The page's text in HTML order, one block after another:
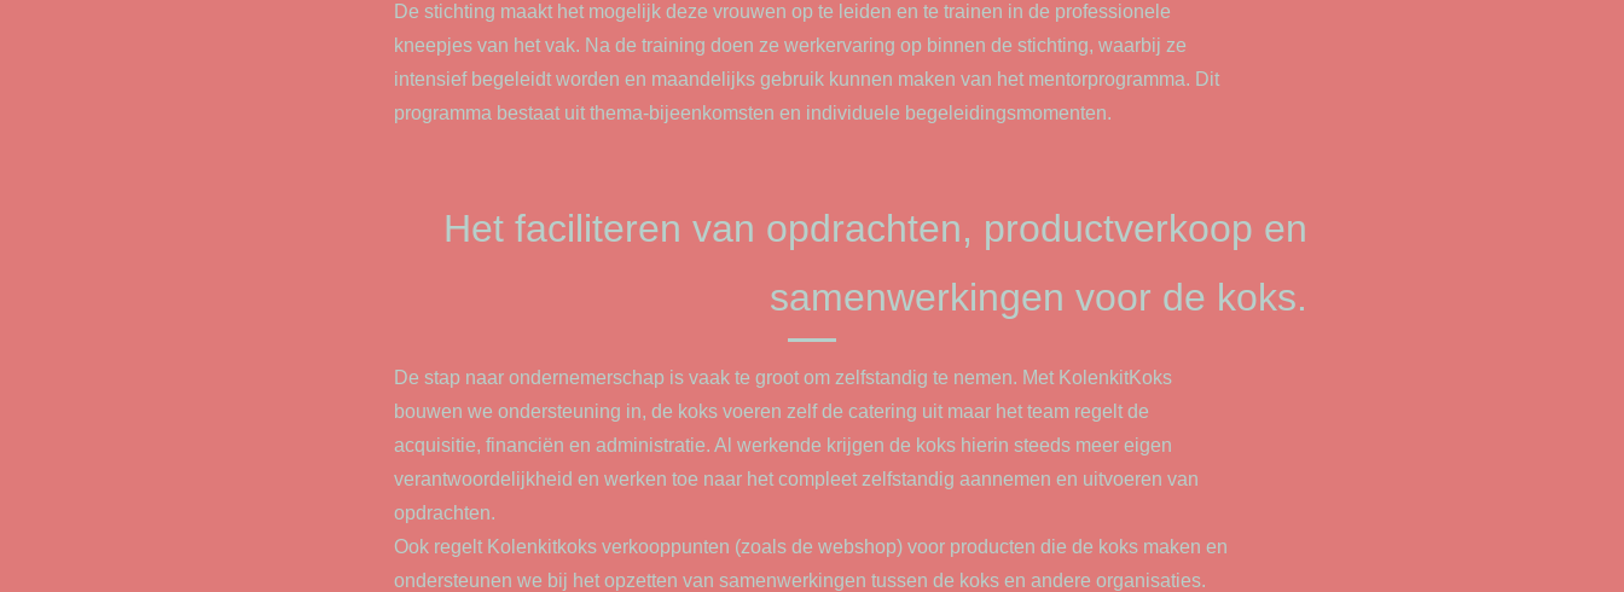
De stichting maakt het mogelijk deze vrouwen op te leiden en te trainen in de professionele
kneepjes van het vak. Na de training doen ze werkervaring op binnen de stichting, waarbij ze
intensief begeleidt worden en maandelijks gebruik kunnen maken van het mentorprogramma. Dit
programma bestaat uit thema-bijeenkomsten en individuele begeleidingsmomenten.
Het faciliteren van opdrachten, productverkoop en
samenwerkingen voor de koks.
De stap naar ondernemerschap is vaak te groot om zelfstandig te nemen. Met KolenkitKoks
bouwen we ondersteuning in, de koks voeren zelf de catering uit maar het team regelt de
acquisitie, financiën en administratie. Al werkende krijgen de koks hierin steeds meer eigen
verantwoordelijkheid en werken toe naar het compleet zelfstandig aannemen en uitvoeren van
opdrachten.
Ook regelt Kolenkitkoks verkooppunten (zoals de webshop) voor producten die de koks maken en
ondersteunen we bij het opzetten van samenwerkingen tussen de koks en andere organisaties.